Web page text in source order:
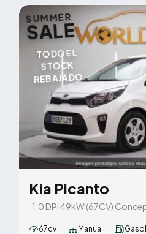
SUMMER
SALE
TODO EL
STOCK
REBAJADO
Kia Picanto
1.0 DPi 49kW (67CV)
67cv Manual